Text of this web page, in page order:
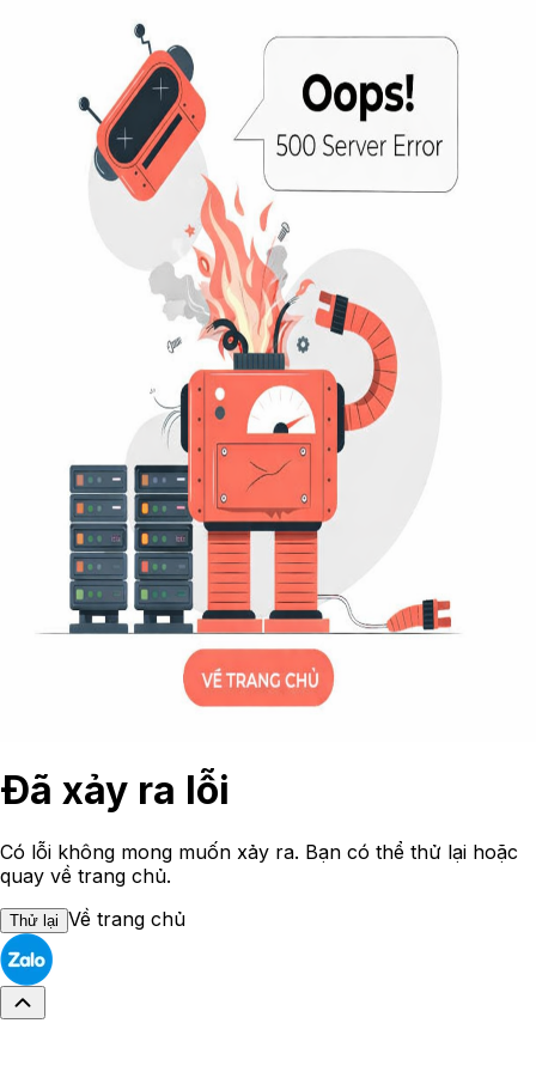
Đã xảy ra lỗi
Có lỗi không mong muốn xảy ra. Bạn có thể thử lại hoặc
quay về trang chủ.
Thử lại Về trang chủ